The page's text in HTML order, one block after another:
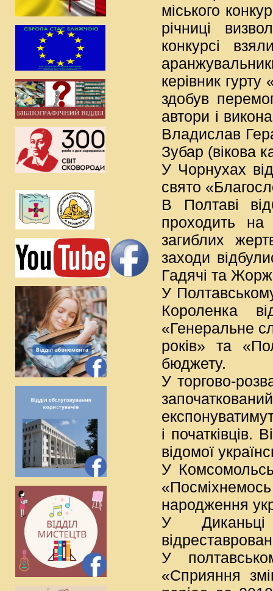
міського
річниці
конкурсі
керівник
здобув
автори і
Владислав
Зубар (вікова
У Чорнухах
свято
В Полтаві
проходить
загиблих
заходи
Гадячі та
У
Короленка
«Генеральне
років» та
бюджету.
У торгово-
і початківців.
відомої
У
народження
У Диканьці
У
«Сприяння